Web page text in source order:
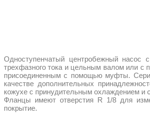
Одноступенчатый центробежный насос
трехфазного тока и цельным валом или с
присоединенным с помощью муфты.
качестве дополнительных
кожухе с принудительным охлаждением и
Фланцы имеют отверстия R 1/8 для
покрытие.